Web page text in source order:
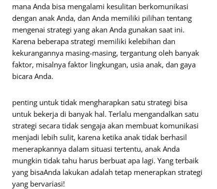
mana Anda bisa mengalami kesulitan berkomunikasi
dengan anak Anda, dan Anda memiliki pilihan tentang
mengenai strategi yang akan Anda gunakan saat ini.
Karena beberapa strategi memiliki kelebihan dan
kekurangannya masing-masing, tergantung oleh banyak
faktor, misalnya faktor lingkungan, usia anak, dan gaya
bicara Anda.
penting untuk tidak mengharapkan satu strategi bisa
untuk bekerja di banyak hal. Terlalu mengandalkan satu
strategi secara tidak sengaja akan membuat komunikasi
menjadi lebih sulit, karena ketika anak tidak berhasil
menerapkannya dalam situasi tertentu, anak Anda
mungkin tidak tahu harus berbuat apa lagi. Yang terbaik
yang bisaAnda lakukan adalah tetap menerapkan strategi
yang bervariasi!